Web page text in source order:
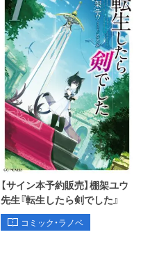
【サイン本予約販売】棚架ユウ
先生『転生したら剣でした』
コミック・ラノベ